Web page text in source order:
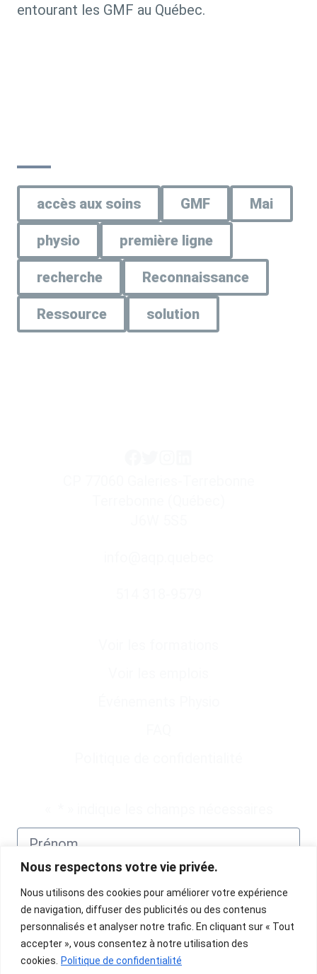
Nous respectons votre vie privée.
Nous utilisons des cookies pour améliorer votre expérience
de navigation, diffuser des publicités ou des contenus
personnalisés et analyser notre trafic. En cliquant sur « Tout
accepter », vous consentez à notre utilisation des
cookies. Politique de confidentialité
entourant les GMF au Québec.
accès aux soins GMF Mai
physio première ligne
recherche Reconnaissance
Ressource solution